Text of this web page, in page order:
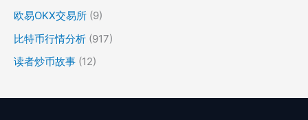
欧易OKX交易所 (9)
比特币行情分析 (917)
读者炒币故事 (12)